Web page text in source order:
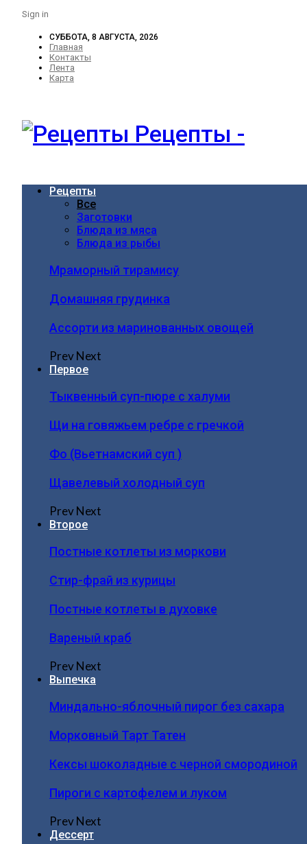
Sign in
СУББОТА, 8 АВГУСТА, 2026
Главная
Контакты
Лента
Карта
Рецепты -
Рецепты
Все
Заготовки
Блюда из мяса
Блюда из рыбы
Мраморный тирамису
Домашняя грудинка
Ассорти из маринованных овощей
PrevNext
Первое
Тыквенный суп-пюре с халуми
Щи на говяжьем ребре с гречкой
Фо (Вьетнамский суп )
Щавелевый холодный суп
PrevNext
Второе
Постные котлеты из моркови
Стир-фрай из курицы
Постные котлеты в духовке
Вареный краб
PrevNext
Выпечка
Миндально-яблочный пирог без сахара
Морковный Тарт Татен
Кексы шоколадные с черной смородиной
Пироги c картофелем и луком
PrevNext
Дессерт